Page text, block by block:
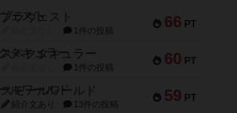
66 PT
ブラヴェスト
1件の投稿
60 PT
スペクタキュラー
1件の投稿
59 PT
スモールワールド
紹介文あり 13件の投稿